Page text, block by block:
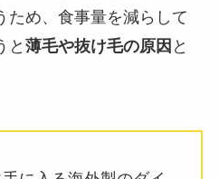
ため、食事量を減らして
と 薄毛や抜け毛の原因 と